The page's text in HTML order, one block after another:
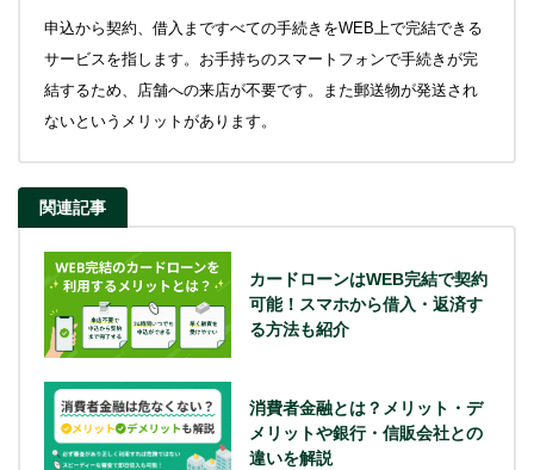
申込から契約、借入まですべての手続きをWEB上で完結できる
サービスを指します。お手持ちのスマートフォンで手続きが完
結するため、店舗への来店が不要です。また郵送物が発送され
ないというメリットがあります。
関連記事
カードローンはWEB完結で契約
可能！スマホから借入・返済す
る方法も紹介
消費者金融とは？メリット・デ
メリットや銀行・信販会社との
違いを解説